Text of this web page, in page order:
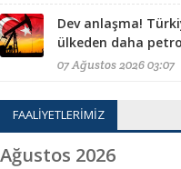
Dev anlaşma!
ülkeden daha
07 Ağustos 2026 03:07
FAALİYETLERİMİZ
Ağustos 2026